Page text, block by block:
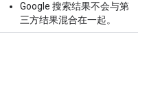
Google 搜索结果不会与第
三方结果混合在一起。